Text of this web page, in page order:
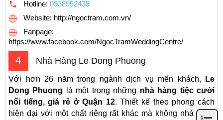
Hotline: 0938952439
Website: http://ngoctram.com.vn/
Fanpage:
https://www.facebook.com/NgocTramWeddingCentre/
4 Nhà Hàng Le Dong Phuong
Với hơn 26 năm trong ngành dịch vụ mến khách,
Le
Dong Phuong là một trong những nhà hàng tiệc cưới
nổi tiếng, giá rẻ ở Quận 12. Thiết kế theo phong cách
hiện đại với một chất riêng rất khác mà không nhà hàng